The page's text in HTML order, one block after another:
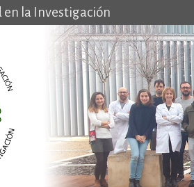
la Investigación